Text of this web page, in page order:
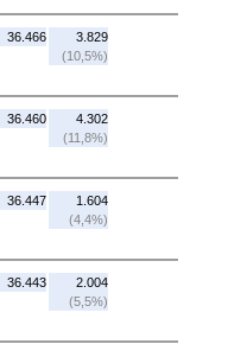
36.466
3.829
(10,5%)
36.460
4.302
(11,8%)
36.447
1.604
(4,4%)
36.443
2.004
(5,5%)